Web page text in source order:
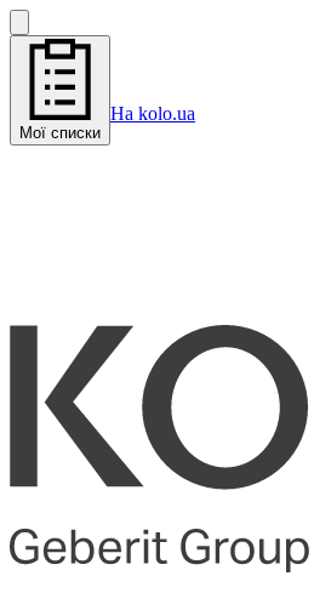
Мої списки
На kolo.ua